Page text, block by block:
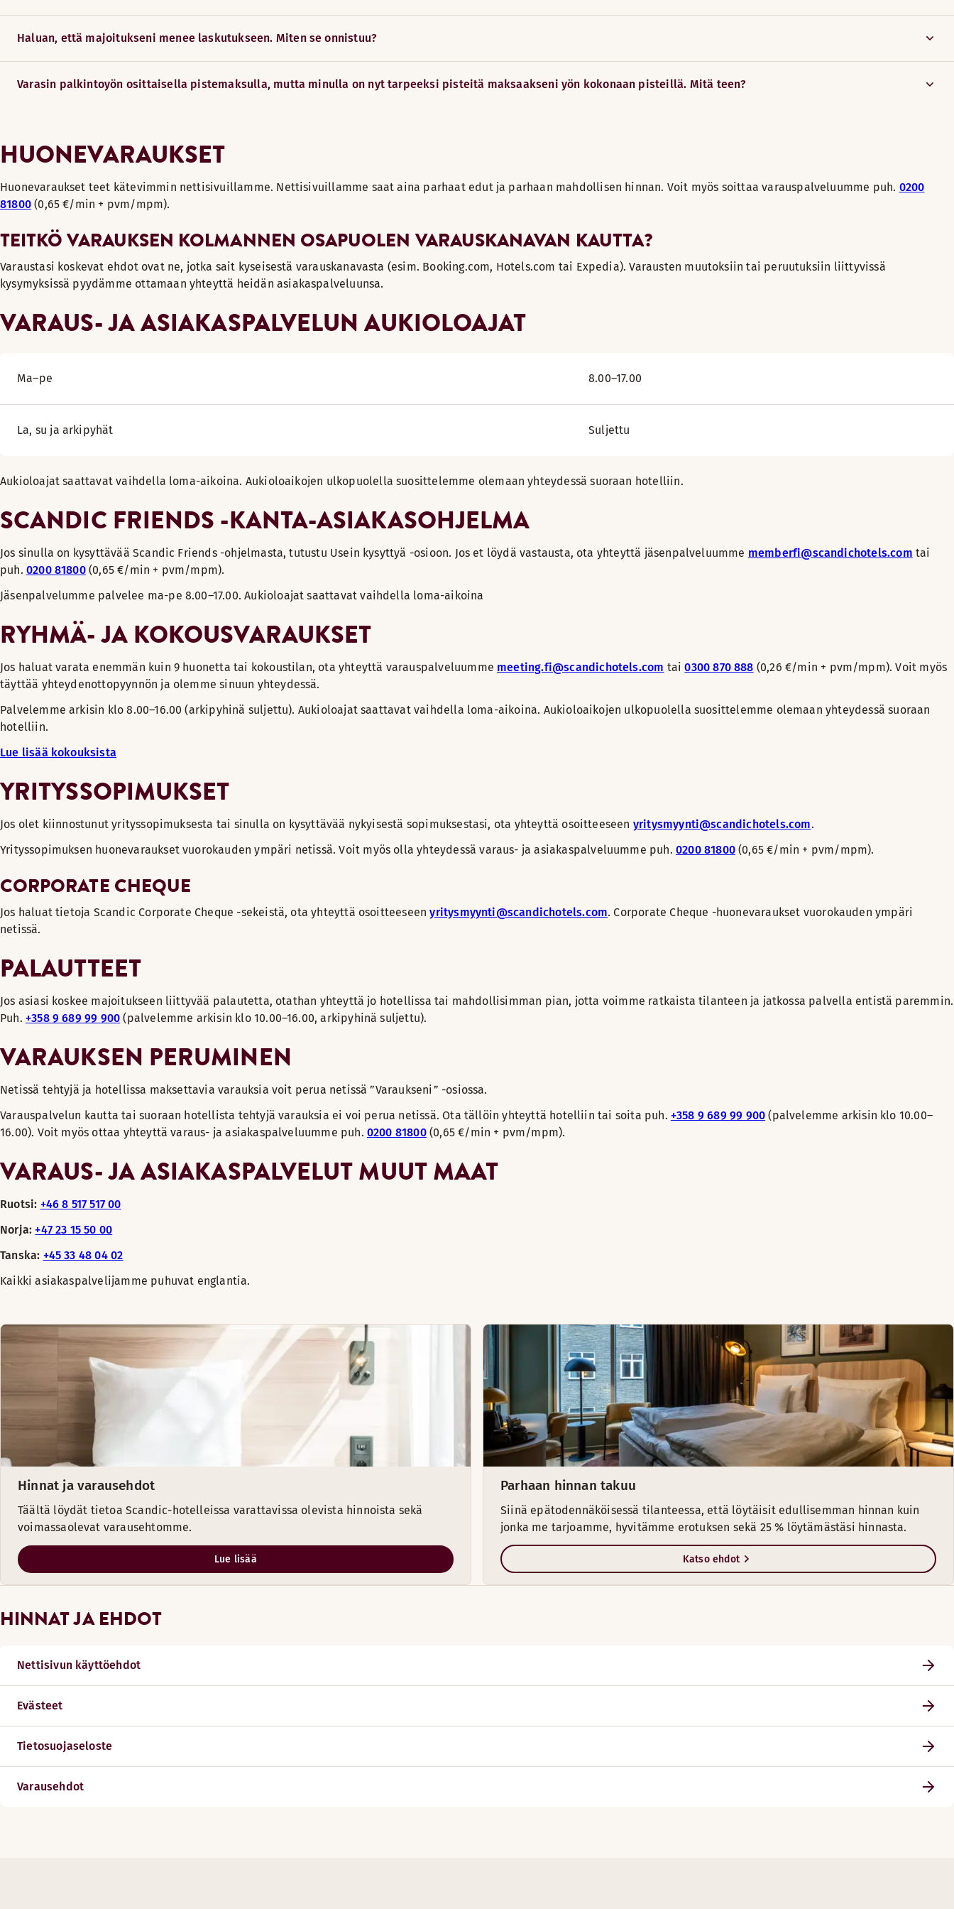
Haluan, että majoitukseni menee laskutukseen. Miten se onnistuu?
Varasin palkintoyön osittaisella pistemaksulla, mutta minulla on nyt tarpeeksi pisteitä maksaakseni yön kokonaan pisteillä. Mitä teen?
HUONEVARAUKSET
Huonevaraukset teet kätevimmin nettisivuillamme. Nettisivuillamme saat aina parhaat edut ja parhaan mahdollisen hinnan. Voit myös soittaa varauspalveluumme puh. 0200
81800(0,65 €/min + pvm/mpm).
TEITKÖ VARAUKSEN KOLMANNEN OSAPUOLEN VARAUSKANAVAN KAUTTA?
Varaustasi koskevat ehdot ovat ne, jotka sait kyseisestä varauskanavasta (esim. Booking.com, Hotels.com tai Expedia). Varausten muutoksiin tai peruutuksiin liittyvissä
kysymyksissä pyydämme ottamaan yhteyttä heidän asiakaspalveluunsa.
VARAUS- JA ASIAKASPALVELUN AUKIOLOAJAT
Ma–pe 8.00–17.00
La, su ja arkipyhät Suljettu
Aukioloajat saattavat vaihdella loma-aikoina. Aukioloaikojen ulkopuolella suosittelemme olemaan yhteydessä suoraan hotelliin.
SCANDIC FRIENDS -KANTA-ASIAKASOHJELMA
Jos sinulla on kysyttävää Scandic Friends -ohjelmasta, tutustu Usein kysyttyä -osioon. Jos et löydä vastausta, ota yhteyttä jäsenpalveluumme memberfi@scandichotels.com tai
puh. 0200 81800(0,65 €/min + pvm/mpm).
Jäsenpalvelumme palvelee ma-pe 8.00–17.00. Aukioloajat saattavat vaihdella loma-aikoina
RYHMÄ- JA KOKOUSVARAUKSET
Jos haluat varata enemmän kuin 9 huonetta tai kokoustilan, ota yhteyttä varauspalveluumme meeting.fi@scandichotels.com tai0300 870 888 (0,26 €/min + pvm/mpm). Voit myös
täyttää yhteydenottopyynnön ja olemme sinuun yhteydessä.
Palvelemme arkisin klo 8.00–16.00 (arkipyhinä suljettu). Aukioloajat saattavat vaihdella loma-aikoina. Aukioloaikojen ulkopuolella suosittelemme olemaan yhteydessä suoraan
hotelliin.
Lue lisää kokouksista
YRITYSSOPIMUKSET
Jos olet kiinnostunut yrityssopimuksesta tai sinulla on kysyttävää nykyisestä sopimuksestasi, ota yhteyttä osoitteeseen yritysmyynti@scandichotels.com.
Yrityssopimuksen huonevaraukset vuorokauden ympäri netissä. Voit myös olla yhteydessä varaus- ja asiakaspalveluumme puh. 0200 81800(0,65 €/min + pvm/mpm).
CORPORATE CHEQUE
Jos haluat tietoja Scandic Corporate Cheque -sekeistä, ota yhteyttä osoitteeseenyritysmyynti@scandichotels.com. Corporate Cheque -huonevaraukset vuorokauden ympäri
netissä.
PALAUTTEET
Jos asiasi koskee majoitukseen liittyvää palautetta, otathan yhteyttä jo hotellissa tai mahdollisimman pian, jotta voimme ratkaista tilanteen ja jatkossa palvella entistä paremmin.
Puh. +358 9 689 99 900 (palvelemme arkisin klo 10.00–16.00, arkipyhinä suljettu).
VARAUKSEN PERUMINEN
Netissä tehtyjä ja hotellissa maksettavia varauksia voit perua netissä ”Varaukseni” -osiossa.
Varauspalvelun kautta tai suoraan hotellista tehtyjä varauksia ei voi perua netissä. Ota tällöin yhteyttä hotelliin tai soita puh. +358 9 689 99 900 (palvelemme arkisin klo 10.00–
16.00). Voit myös ottaa yhteyttä varaus- ja asiakaspalveluumme puh. 0200 81800(0,65 €/min + pvm/mpm).
VARAUS- JA ASIAKASPALVELUT MUUT MAAT
Ruotsi: +46 8 517 517 00
Norja: +47 23 15 50 00
Tanska: +45 33 48 04 02
Kaikki asiakaspalvelijamme puhuvat englantia.
Hinnat ja varausehdot
Täältä löydät tietoa Scandic-hotelleissa varattavissa olevista hinnoista sekä
voimassaolevat varausehtomme.
Lue lisää
Parhaan hinnan takuu
Siinä epätodennäköisessä tilanteessa, että löytäisit edullisemman hinnan kuin
jonka me tarjoamme, hyvitämme erotuksen sekä 25 % löytämästäsi hinnasta.
Katso ehdot
7) Sama lähtöpäivä
8) Sama valuutta
Meidän tulee tarkistettaessa löytää parempi hinta siltä nettisivulta, jota ilmoitus koskee. Liitä pyyntöön URL-osoite (sen nettisivun osoite, jolta löysit paremman hinnan).
HINNAT JA EHDOT
Nettisivun käyttöehdot
Evästeet
Tietosuojaseloste
Varausehdot